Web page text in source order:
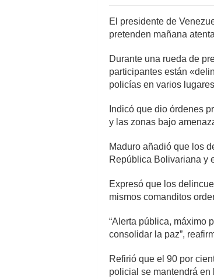
El presidente de
pretenden mañana
Durante una rueda de
participantes están
policías en varios
Indicó que dio órdenes
y las zonas bajo
Maduro añadió que los
República Bolivariana y
Expresó que los
mismos comanditos
“Alerta pública, máximo
consolidar la paz”,
Refirió que el 90 por
policial se mantendrá